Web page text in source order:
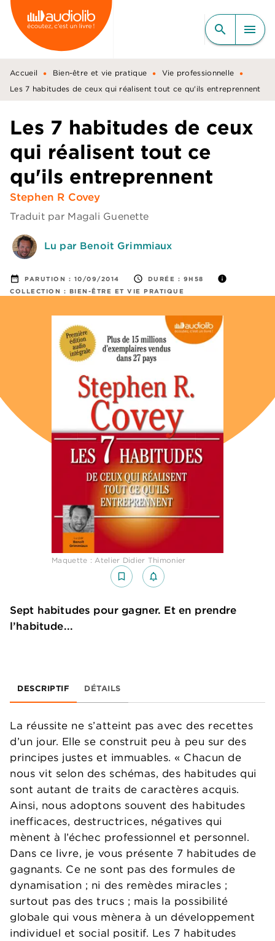
MENU RECHERCHE
CONTENU
PIED DE PAGE
search menu
Accueil • Bien-être et vie pratique • Vie professionnelle •
Les 7 habitudes de ceux qui réalisent tout ce qu'ils entreprennent
Les 7 habitudes de ceux
qui réalisent tout ce
qu'ils entreprennent
Stephen R Covey
Traduit par Magali Guenette
Lu par Benoit Grimmiaux
date_range PARUTION : 10/09/2014 access_time DURÉE : 9H58 info
COLLECTION : BIEN-ÊTRE ET VIE PRATIQUE
Maquette : Atelier Didier Thimonier
bookmark_border notifications_none_outlined
Sept habitudes pour gagner. Et en prendre
l’habitude...
DESCRIPTIF DÉTAILS
La réussite ne s’atteint pas avec des recettes
d’un jour. Elle se construit peu à peu sur des
principes justes et immuables. « Chacun de
nous vit selon des schémas, des habitudes qui
sont autant de traits de caractères acquis.
Ainsi, nous adoptons souvent des habitudes
inefficaces, destructrices, négatives qui
mènent à l’échec professionnel et personnel.
Dans ce livre, je vous présente 7 habitudes de
gagnants. Ce ne sont pas des formules de
dynamisation ; ni des remèdes miracles ;
surtout pas des trucs ; mais la possibilité
globale qui vous mènera à un développement
individuel et social positif. Les 7 habitudes